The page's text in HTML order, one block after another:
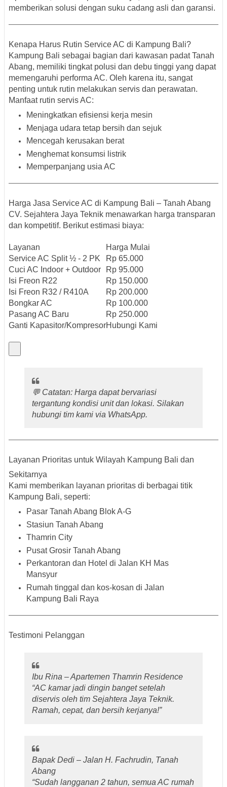
memberikan solusi dengan suku cadang asli dan garansi.
Kenapa Harus Rutin Service AC di Kampung Bali?
Kampung Bali sebagai bagian dari kawasan padat Tanah
Abang, memiliki tingkat polusi dan debu tinggi yang dapat
memengaruhi performa AC. Oleh karena itu, sangat
penting untuk rutin melakukan servis dan perawatan.
Manfaat rutin servis AC:
Meningkatkan efisiensi kerja mesin
Menjaga udara tetap bersih dan sejuk
Mencegah kerusakan berat
Menghemat konsumsi listrik
Memperpanjang usia AC
Harga Jasa Service AC di Kampung Bali – Tanah Abang
CV. Sejahtera Jaya Teknik menawarkan harga transparan
dan kompetitif. Berikut estimasi biaya:
Layanan
Harga Mulai
Service AC Split ½ - 2 PK
Rp 65.000
Cuci AC Indoor + Outdoor
Rp 95.000
Isi Freon R22
Rp 150.000
Isi Freon R32 / R410A
Rp 200.000
Bongkar AC
Rp 100.000
Pasang AC Baru
Rp 250.000
Ganti Kapasitor/KompresorHubungi Kami
💬 Catatan: Harga dapat bervariasi
tergantung kondisi unit dan lokasi. Silakan
hubungi tim kami via WhatsApp.
Layanan Prioritas untuk Wilayah Kampung Bali dan
Sekitarnya
Kami memberikan layanan prioritas di berbagai titik
Kampung Bali, seperti:
Pasar Tanah Abang Blok A-G
Stasiun Tanah Abang
Thamrin City
Pusat Grosir Tanah Abang
Perkantoran dan Hotel di Jalan KH Mas
Mansyur
Rumah tinggal dan kos-kosan di Jalan
Kampung Bali Raya
Testimoni Pelanggan
Ibu Rina – Apartemen Thamrin Residence
“AC kamar jadi dingin banget setelah
diservis oleh tim Sejahtera Jaya Teknik.
Ramah, cepat, dan bersih kerjanya!”
Bapak Dedi – Jalan H. Fachrudin, Tanah
Abang
“Sudah langganan 2 tahun, semua AC rumah